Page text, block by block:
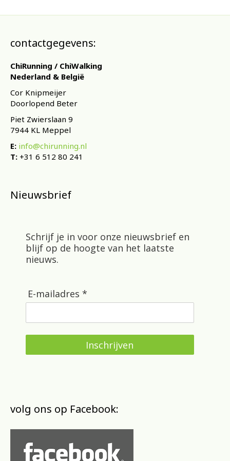
contactgegevens:
ChiRunning / ChiWalking
Nederland & België
Cor Knipmeijer
Doorlopend Beter
Piet Zwierslaan 9
7944 KL Meppel
E: info@chirunning.nl
T: +31 6 512 80 241
Nieuwsbrief
Schrijf je in voor onze nieuwsbrief en
blijf op de hoogte van het laatste
nieuws.
E-mailadres *
Inschrijven
volg ons op Facebook: